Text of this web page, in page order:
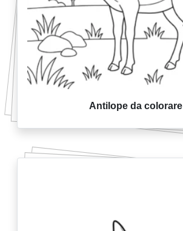
Antilope da colorare